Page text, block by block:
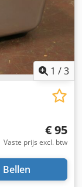
1 /3
€ 95
Vaste prijs excl. btw
Bellen